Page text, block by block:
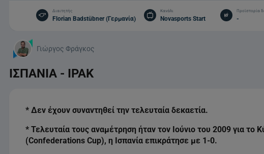
Διαιτητής
Florian Badstübner (Γερμανία)
Κανάλι
Novasports Start
Προϊστορία
-
Γιώργος Φράγκος
ΙΣΠΑΝΙΑ - ΙΡΑΚ
* Δεν έχουν συναντηθεί την τελευταία δεκαετία.
* Τελευταία τους αναμέτρηση ήταν τον Ιούνιο του 2009 για το
(Confederations Cup), η Ισπανία επικράτησε με 1-0.